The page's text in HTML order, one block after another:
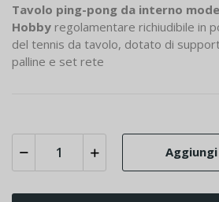
Tavolo ping-pong da interno
Hobby regolamentare richiudibile in
del tennis da tavolo, dotato di
palline e set rete